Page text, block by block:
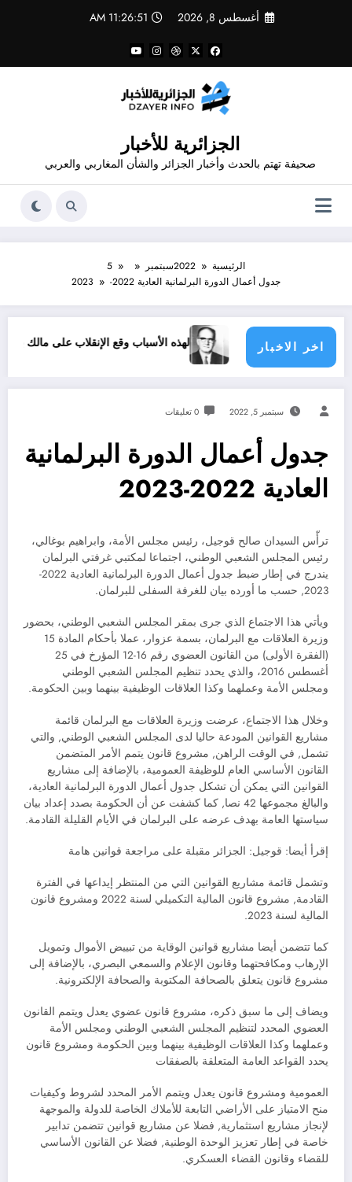
أغسطس 8, 2026 11:26:51 AM
الجزائرية للأخبار
صحيفة تهتم بالحدث وأخبار الجزائر والشأن المغاربي والعربي
الرئيسية 2022سبتمبر
5
جدول أعمال الدورة البرلمانية العادية 2022-2023
اخر الاخبارالرياضية لهذه الأسباب وقع الإنقلاب على مالك بن نبي
سبتمبر 5, 2022 0 تعليقات
جدول أعمال الدورة البرلمانية
العادية 2022-2023
ترأّس السيدان صالح قوجيل، رئيس مجلس الأمة، وابراهيم بوغالي،
رئيس المجلس الشعبي الوطني، اجتماعا لمكتبي غرفتي البرلمان
يندرج في إطار ضبط جدول أعمال الدورة البرلمانية العادية 2022-
2023, حسب ما أورده بيان للغرفة السفلى للبرلمان.
ويأتي هذا الاجتماع الذي جرى بمقر المجلس الشعبي الوطني، بحضور
وزيرة العلاقات مع البرلمان، بسمة عزوار، عملا بأحكام المادة 15
(الفقرة الأولى) من القانون العضوي رقم 16-12 المؤرخ في 25
أغسطس 2016، والذي يحدد تنظيم المجلس الشعبي الوطني
ومجلس الأمة وعملهما وكذا العلاقات الوظيفية بينهما وبين الحكومة.
وخلال هذا الاجتماع، عرضت وزيرة العلاقات مع البرلمان قائمة
مشاريع القوانين المودعة حاليا لدى المجلس الشعبي الوطني, والتي
تشمل, في الوقت الراهن, مشروع قانون يتمم الأمر المتضمن
القانون الأساسي العام للوظيفة العمومية، بالإضافة إلى مشاريع
القوانين التي يمكن أن تشكل جدول أعمال الدورة البرلمانية العادية،
والبالغ مجموعها 42 نصا, كما كشفت عن أن الحكومة بصدد إعداد بيان
سياستها العامة بهدف عرضه على البرلمان في الأيام القليلة القادمة.
إقرأ أيضا: قوجيل: الجزائر مقبلة على مراجعة قوانين هامة
وتشمل قائمة مشاريع القوانين التي من المنتظر إيداعها في الفترة
القادمة, مشروع قانون المالية التكميلي لسنة 2022 ومشروع قانون
المالية لسنة 2023.
كما تتضمن أيضا مشاريع قوانين الوقاية من تبييض الأموال وتمويل
الإرهاب ومكافحتهما وقانون الإعلام والسمعي البصري، بالإضافة إلى
مشروع قانون يتعلق بالصحافة المكتوبة والصحافة الإلكترونية.
ويضاف إلى ما سبق ذكره، مشروع قانون عضوي يعدل ويتمم القانون
العضوي المحدد لتنظيم المجلس الشعبي الوطني ومجلس الأمة
وعملهما وكذا العلاقات الوظيفية بينهما وبين الحكومة ومشروع قانون
يحدد القواعد العامة المتعلقة بالصفقات
العمومية ومشروع قانون يعدل ويتمم الأمر المحدد لشروط وكيفيات
منح الامتياز على الأراضي التابعة للأملاك الخاصة للدولة والموجهة
لإنجاز مشاريع استثمارية, فضلا عن مشاريع قوانين تتضمن تدابير
خاصة في إطار تعزيز الوحدة الوطنية, فضلا عن القانون الأساسي
للقضاء وقانون القضاء العسكري.